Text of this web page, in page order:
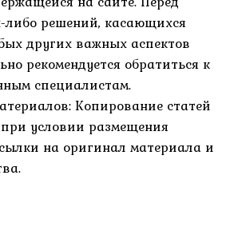
либо решений, касающихся
других важных аспектов
рекомендуется обратиться к
специалистам.
Копирование статей
условии размещения
на оригинал материала и